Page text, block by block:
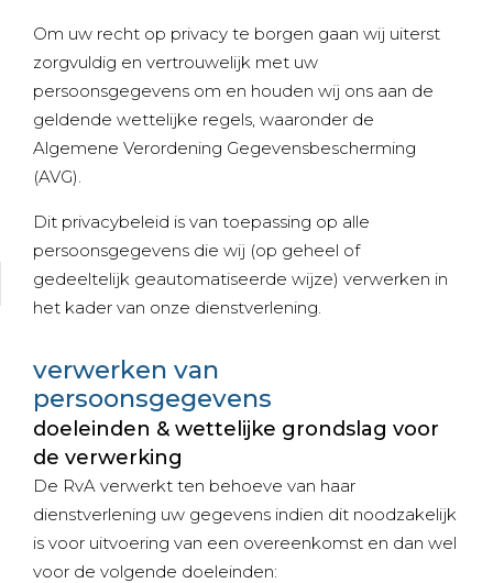
Om uw recht op privacy te borgen gaan wij uiterst
zorgvuldig en vertrouwelijk met uw
persoonsgegevens om en houden wij ons aan de
geldende wettelijke regels, waaronder de
Algemene Verordening Gegevensbescherming
(AVG).
Dit privacybeleid is van toepassing op alle
persoonsgegevens die wij (op geheel of
gedeeltelijk geautomatiseerde wijze) verwerken in
het kader van onze dienstverlening.
verwerken van
persoonsgegevens
doeleinden & wettelijke grondslag voor
de verwerking
De RvA verwerkt ten behoeve van haar
dienstverlening uw gegevens indien dit noodzakelijk
is voor uitvoering van een overeenkomst en dan wel
voor de volgende doeleinden: